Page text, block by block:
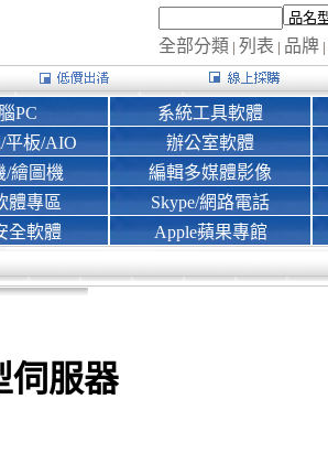
全部分類 | 列表 | 品牌 |
PC
平板/AIO
/繪圖機
體專區
全軟體
系統工具軟體
辦公室軟體
編輯多媒體影像
Skype/網路電話
Apple蘋果專館
伺服器